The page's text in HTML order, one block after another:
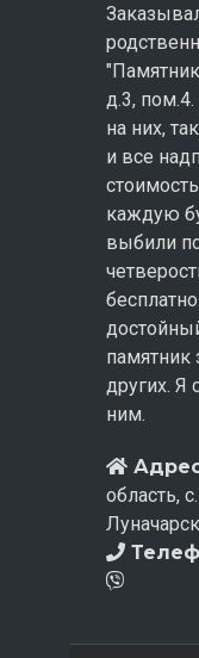
д.3,
на них,
и все
каждую
выбили
памятник
других. Я
ним.
область,